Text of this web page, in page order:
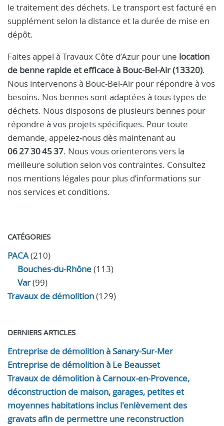
le traitement des déchets. Le transport est facturé en
supplément selon la distance et la durée de mise en
dépôt.
Faites appel à Travaux Côte d’Azur pour une location
de benne rapide et efficace à Bouc-Bel-Air (13320).
Nous intervenons à Bouc-Bel-Air pour répondre à vos
besoins. Nos bennes sont adaptées à tous types de
déchets. Nous disposons de plusieurs bennes pour
répondre à vos projets spécifiques. Pour toute
demande, appelez-nous dès maintenant au
06 27 30 45 37. Nous vous orienterons vers la
meilleure solution selon vos contraintes. Consultez
nos mentions légales pour plus d’informations sur
nos services et conditions.
CATÉGORIES
PACA(210)
Bouches-du-Rhône(113)
Var(99)
Travaux de démolition(129)
DERNIERS ARTICLES
Entreprise de démolition à Sanary-Sur-Mer
Entreprise de démolition à Le Beausset
Travaux de démolition à Carnoux-en-Provence,
déconstruction de maison, garages, petites et
moyennes habitations inclus l'enlèvement des
gravats afin de permettre une reconstruction